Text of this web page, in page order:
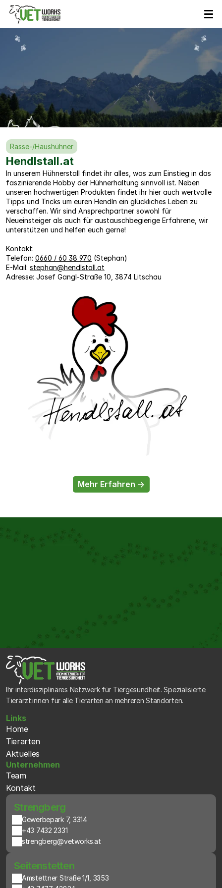
VETWorksPartner
Mehr Erfahren ->
Rasse-/Haushühner
Hendlstall.at
In unserem Hühnerstall findet ihr alles, was zum Einstieg in das
faszinierende Hobby der Hühnerhaltung sinnvoll ist. Neben
unseren hochwertigen Produkten findet ihr hier auch wertvolle
Tipps und Tricks um euren Hendln ein glückliches Leben zu
verschaffen. Wir sind Ansprechpartner sowohl für
Neueinsteiger als auch für austauschbegierige Erfahrene, wir
unterstützen und helfen euch gerne!
Kontakt:
Telefon: 0660 / 60 38 970 (Stephan)
E-Mail: stephan@hendlstall.at
Adresse: Josef Gangl-Straße 10, 3874 Litschau
Ihr interdisziplinäres Netzwerk für Tiergesundheit. Spezialisierte
Tierärzt:innen für alle Tierarten an mehreren Standorten.
Links
Home
Tierarten
Aktuelles
Unternehmen
Team
Kontakt
Strengberg
Gewerbepark 7, 3314
+43 7432 2331
strengberg@vetworks.at
Seitenstetten
Amstettner Straße 1/1, 3353